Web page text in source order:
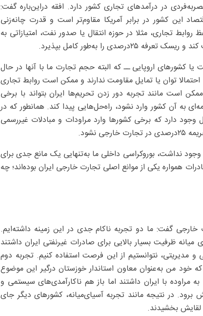
در درآمد‌های تجاری کشور دارد. افقه دراین‌باره گفت:
این کشور در برابر آمریکا مقاوم‌تر است و قدرت چانه‌زنی
تجاری، مثلا در حوزه انتقال یا صدور نفت، امتیازاتی به
را به‌طور کامل بپذیرد.
یا کشورهای اروپایی ــ که البته حجم تجارت ما با آنها در حال
توان یا تمایل مقاومت ندارند و ممکن است روابط تجاری
است مانند تجربه دور زدن تحریم‌ها ایران بتواند با برخی
به آن کشور وارد نشود، راه‌حل‌هایی پیدا کند. همانطور که در
دارد که برخی کشورها وارد مراودات و مبادلات غیررسمی
نشود.
نداشت، بوروکراسی داخلی ما به‌تنهایی یک مانع جدی برای
همواره یکی از موانع اصلی تجارت خارجی ایران بوده‌اند؛ چه
گفت: ما دو تجربه ناکام جدی در این زمینه داشته‌ایم.
ظرفیت بسیار بالایی برای صادرات غیرنفتی ایران داشتند
و مدیریتی، نتوانستیم از این فرصت استفاده کنیم. تجربه دوم
من به‌عنوان معاون استاندار خوزستان درگیر این موضوع
مراوده با ایران داشتند اما باز هم ناکارآمدی‌های سیستمی و
در نتیجه مانند تجربه آسیای‌میانه، کشورهای دیگر جای
لقایش بخشیدند.